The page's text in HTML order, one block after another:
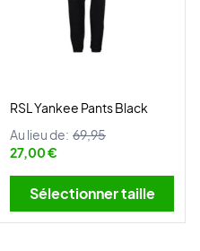
RSL Yankee Pants Black
Au lieu de: 69,95
27,00 €
Sélectionner taille